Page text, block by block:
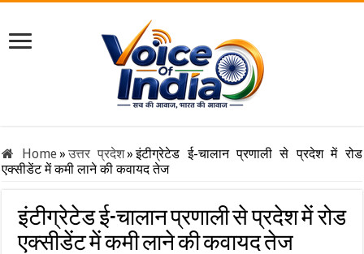
Home»उत्तर प्रदेश» इंटीग्रेटेड ई-चालान प्रणाली से प्रदेश में रोड
एक्सीडेंट में कमी लाने की कवायद तेज
इंटीग्रेटेड ई-चालान प्रणाली से प्रदेश में रोड
एक्सीडेंट में कमी लाने की कवायद तेज